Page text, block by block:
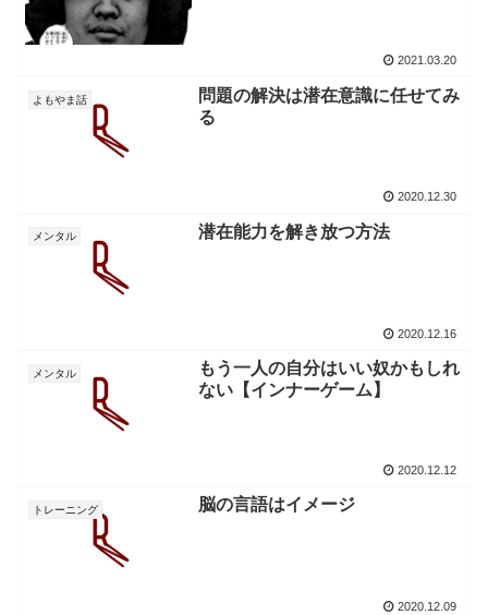
2021.03.20
よもやま話
問題の解決は潜在意識に任せてみ
る
2020.12.30
メンタル 潜在能力を解き放つ方法
2020.12.16
メンタル
もう一人の自分はいい奴かもしれ
ない【インナーゲーム】
2020.12.12
トレーニング 脳の言語はイメージ
2020.12.09